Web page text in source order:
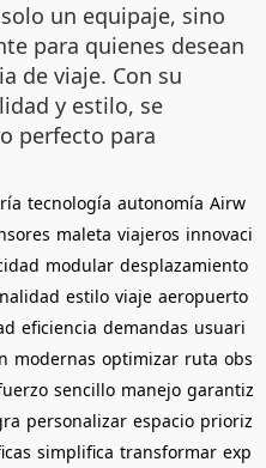
un equipaje, sino
para quienes desean
de viaje. Con su
y estilo, se
perfecto para
tecnología autonomía Airw
maleta viajeros innovaci
modular desplazamiento
estilo viaje aeropuerto
eficiencia demandas usuari
modernas optimizar ruta obs
sencillo manejo garantiz
personalizar espacio prioriz
simplifica transformar exp